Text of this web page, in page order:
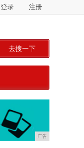
登录 注册
去搜一下
广告